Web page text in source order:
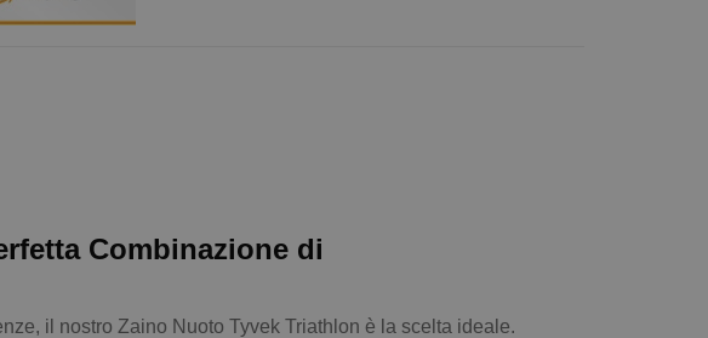
Combinazione di
il nostro Zaino Nuoto Tyvek Triathlon è la scelta ideale.